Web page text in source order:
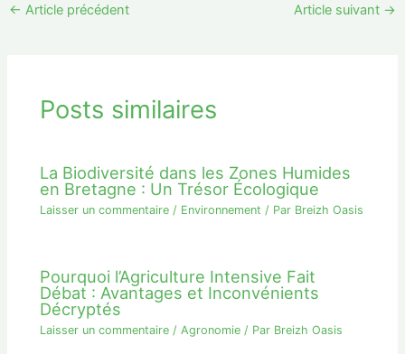
← Article précédent Article suivant →
Posts similaires
La Biodiversité dans les Zones Humides
en Bretagne : Un Trésor Écologique
Laisser un commentaire / Environnement / Par Breizh Oasis
Pourquoi l’Agriculture Intensive Fait
Débat : Avantages et Inconvénients
Décryptés
Laisser un commentaire /Agronomie / Par Breizh Oasis